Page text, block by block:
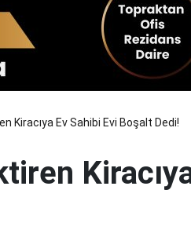
Kiracıya Ev Sahibi Evi Boşalt Dedi!